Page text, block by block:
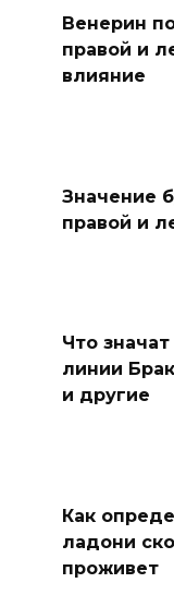
Венерин
правой и
влияние
Значение
правой и
Что
линии
и другие
Как
ладони
проживет